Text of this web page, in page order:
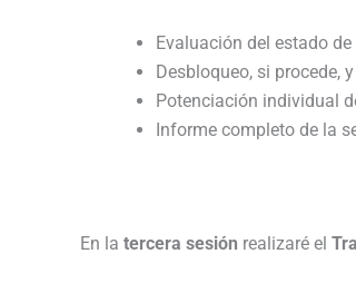
Evaluación del estado
Desbloqueo, si procede,
Potenciación individual
Informe completo de la
En la tercera sesión realizaré el